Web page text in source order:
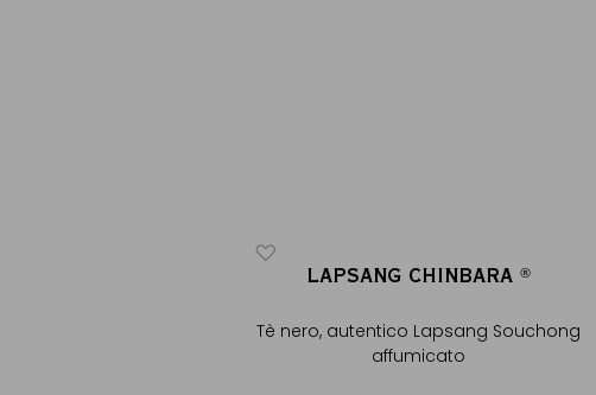
LAPSANG CHINBARA ®
Tè nero, autentico Lapsang Souchong
affumicato